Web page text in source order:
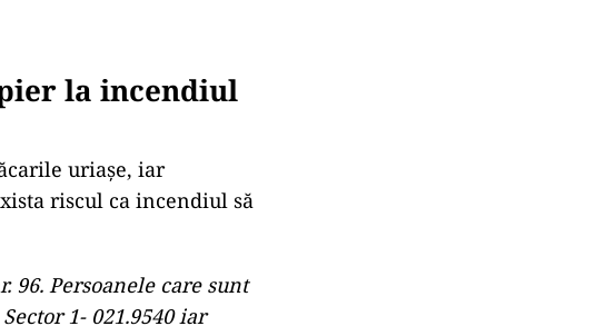
la incendiul
uriaşe, iar
riscul ca incendiul să
Persoanele care sunt
1- 021.9540 iar